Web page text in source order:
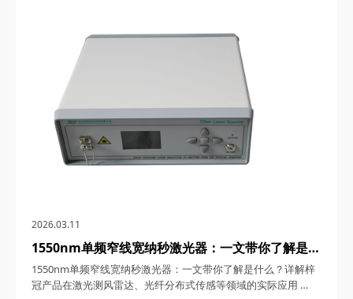
款产品的内在魅力。 一、1...
2026.03.11
1550nm单频窄线宽纳秒激光器：一文带你了解是什
么？详解梓冠产品在激光测风雷达、光纤分布式传感
等领域的实际应用
1550nm单频窄线宽纳秒激光器：一文带你了解是什么？详解梓
冠产品在激光测风雷达、光纤分布式传感等领域的实际应用